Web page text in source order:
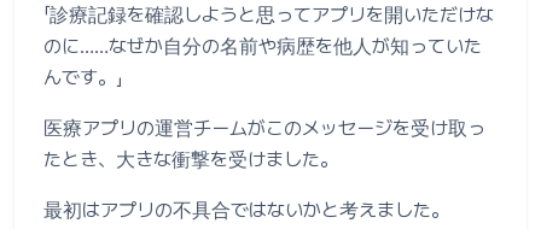
「診療記録を確認しようと思ってアプリを開いただけな
のに……なぜか自分の名前や病歴を他人が知っていた
んです。」
医療アプリの運営チームがこのメッセージを受け取っ
たとき、大きな衝撃を受けました。
最初はアプリの不具合ではないかと考えました。